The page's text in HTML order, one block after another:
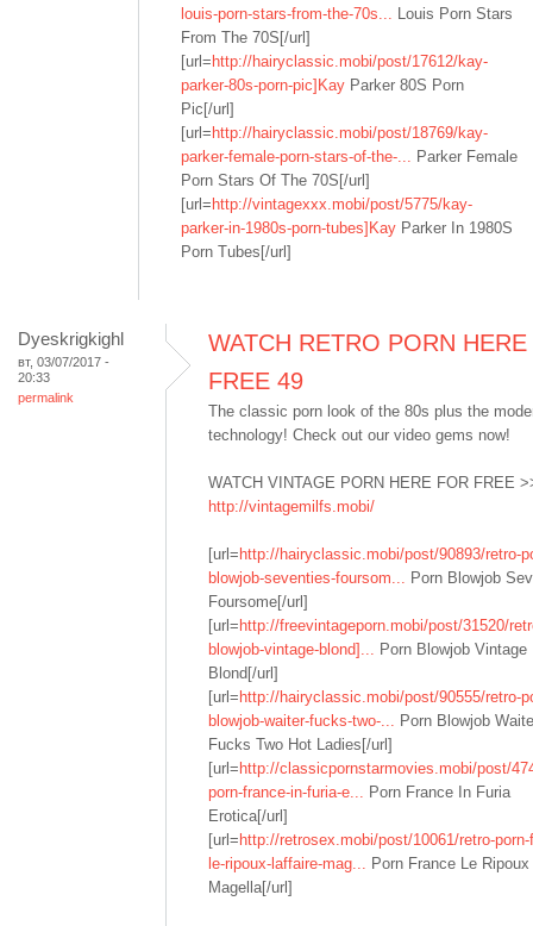
louis-porn-stars-from-the-70s... Louis Porn Stars
From The 70S[/url]
[url= http://hairyclassic.mobi/post/17612/kay-
parker-80s-porn-pic]Kay Parker 80S Porn
Pic[/url]
[url= http://hairyclassic.mobi/post/18769/kay-
parker-female-porn-stars-of-the-... Parker Female
Porn Stars Of The 70S[/url]
[url= http://vintagexxx.mobi/post/5775/kay-
parker-in-1980s-porn-tubes]Kay Parker In 1980S
Porn Tubes[/url]
Dyeskrigkighl
вт, 03/07/2017 -
20:33
permalink
WATCH RETRO PORN
FREE 49
The classic porn look of the 80s plus the
technology! Check out our video gems now!
WATCH VINTAGE PORN HERE FOR FREE
http://vintagemilfs.mobi/
[url= http://hairyclassic.mobi/post/90893/retro-
blowjob-seventies-foursom... Porn Blowjob
Foursome[/url]
[url= http://freevintageporn.mobi/post/31520/
blowjob-vintage-blond]... Porn Blowjob Vintage
Blond[/url]
[url= http://hairyclassic.mobi/post/90555/retro-
blowjob-waiter-fucks-two-... Porn Blowjob
Fucks Two Hot Ladies[/url]
[url= http://classicpornstarmovies.mobi/post/
porn-france-in-furia-e... Porn France In Furia
Erotica[/url]
[url= http://retrosex.mobi/post/10061/retro-porn-
le-ripoux-laffaire-mag... Porn France Le
Magella[/url]